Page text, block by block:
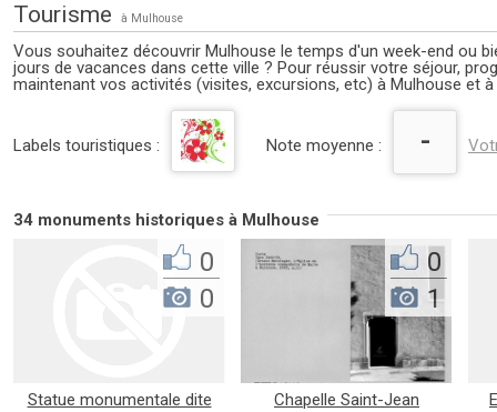
Tourisme à Mulhouse
Vous souhaitez découvrir Mulhouse le temps d'un week-end ou
jours de vacances dans cette ville ? Pour réussir votre séjour,
maintenant vos activités (visites, excursions, etc) à Mulhouse et
Labels touristiques : Note moyenne : -
34 monuments historiques à Mulhouse
Statue monumentale dite
0
0
Chapelle Saint-Jean
0
1